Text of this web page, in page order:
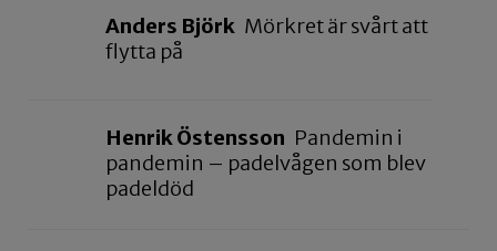
Anders Björk Mörkret är svårt att
flytta på
Henrik Östensson Pandemin i
pandemin – padelvågen som blev
padeldöd